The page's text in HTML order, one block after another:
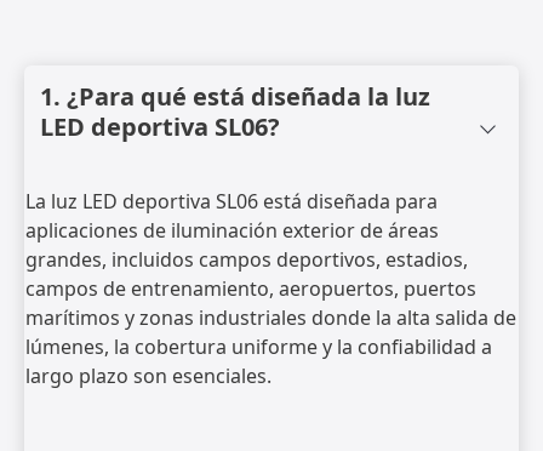
1. ¿Para qué está diseñada la luz
LED deportiva SL06?
La luz LED deportiva SL06 está diseñada para
aplicaciones de iluminación exterior de áreas
grandes, incluidos campos deportivos, estadios,
campos de entrenamiento, aeropuertos, puertos
marítimos y zonas industriales donde la alta salida de
lúmenes, la cobertura uniforme y la confiabilidad a
largo plazo son esenciales.